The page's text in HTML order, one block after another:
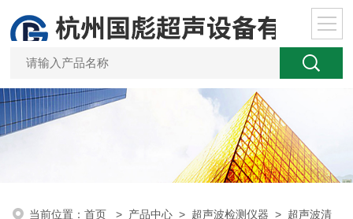
当前位置：首页 > 产品中心 > 超声波检测仪器 > 超声波清